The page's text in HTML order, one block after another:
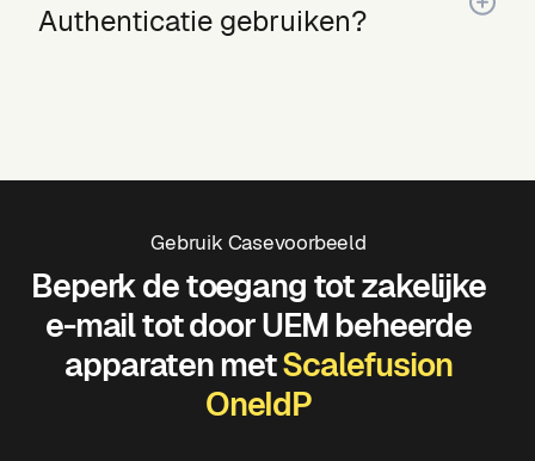
Authenticatie gebruiken?
Gebruik Casevoorbeeld
Beperk de toegang tot zakelijke
e-mail tot door UEM beheerde
apparaten metScalefusion
OneIdP